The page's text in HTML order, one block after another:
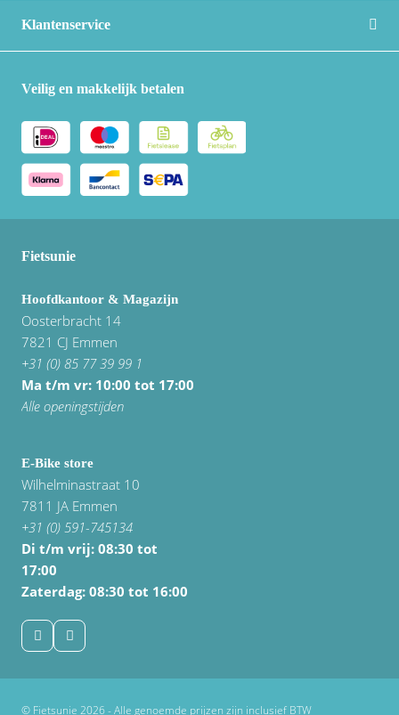
Klantenservice
Veilig en makkelijk betalen
Fietsunie
Hoofdkantoor & Magazijn
Oosterbracht 14
7821 CJ Emmen
+31 (0) 85 77 39 99 1
Ma t/m vr: 10:00 tot 17:00
Alle openingstijden
E-Bike store
Wilhelminastraat 10
7811 JA Emmen
+31 (0) 591-745134
Di t/m vrij: 08:30 tot
17:00
Zaterdag: 08:30 tot 16:00
© Fietsunie 2026 - Alle genoemde prijzen zijn inclusief BTW